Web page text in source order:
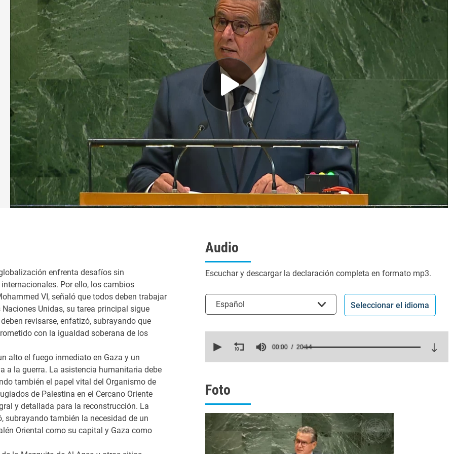
enfrenta desafíos sin
Por ello, los cambios
VI, señaló que todos deben trabajar
Unidas, su tarea principal sigue
revisarse, enfatizó, subrayando que
con la igualdad soberana de los
alto el fuego inmediato en Gaza y un
a la guerra. La asistencia humanitaria debe
también el papel vital del Organismo de
de Palestina en el Cercano Oriente
y detallada para la reconstrucción. La
subrayando también la necesidad de un
Oriental como su capital y Gaza como
Audio
Escuchar y descargar la declaración completa en formato mp3.
Seleccionar el idioma
Español Seleccionar el idioma
seconds
seconds
90%
00:00 20:14
Foto